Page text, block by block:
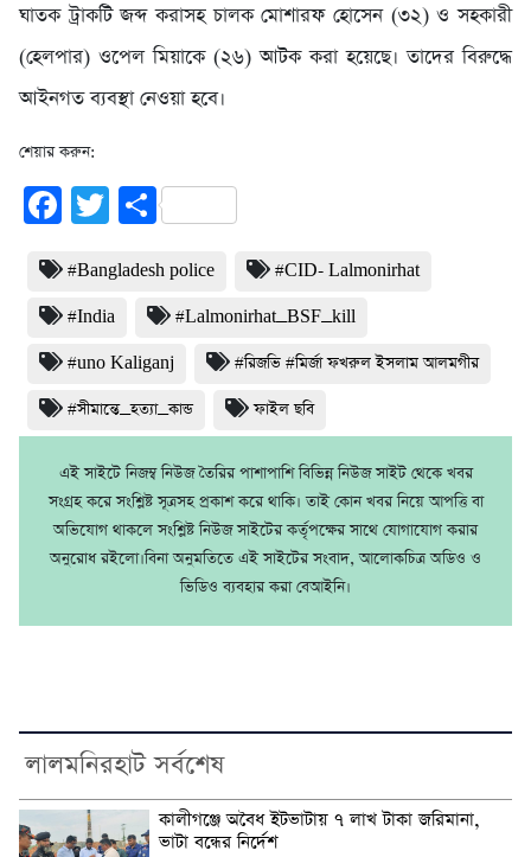
ঘাতক ট্রাকটি জব্দ করাসহ চালক মোশারফ হোসেন (৩২) ও সহকারী
(হেলপার) ওপেল মিয়াকে (২৬) আটক করা হয়েছে। তাদের বিরুদ্ধে
আইনগত ব্যবস্থা নেওয়া হবে।
শেয়ার করুন:
Facebook
TwitterShare
#Bangladesh police #CID- Lalmonirhat
#India #Lalmonirhat_BSF_kill
#uno Kaliganj #রিজভি #মির্জা ফখরুল ইসলাম আলমগীর
#সীমান্তে_হত্যা_কান্ড ফাইল ছবি
এই সাইটে নিজম্ব নিউজ তৈরির পাশাপাশি বিভিন্ন নিউজ সাইট থেকে খবর
সংগ্রহ করে সংশ্লিষ্ট সূত্রসহ প্রকাশ করে থাকি। তাই কোন খবর নিয়ে আপত্তি বা
অভিযোগ থাকলে সংশ্লিষ্ট নিউজ সাইটের কর্তৃপক্ষের সাথে যোগাযোগ করার
অনুরোধ রইলো।বিনা অনুমতিতে এই সাইটের সংবাদ, আলোকচিত্র অডিও ও
ভিডিও ব্যবহার করা বেআইনি।
লালমনিরহাট সর্বশেষ
কালীগঞ্জে অবৈধ ইটভাটায় ৭ লাখ টাকা জরিমানা,
ভাটা বন্ধের নির্দেশ